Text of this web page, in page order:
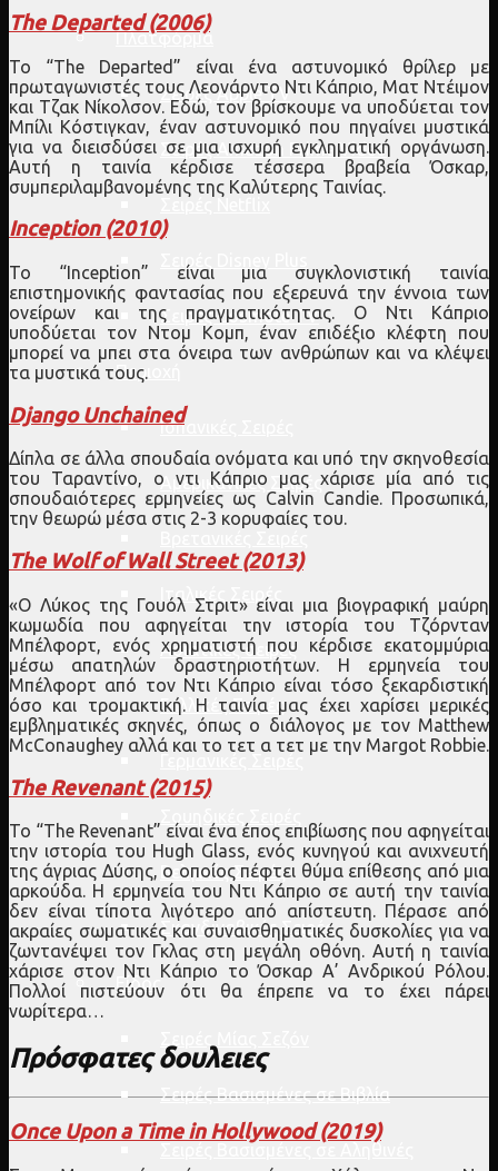
Πλατφόρμα
Σειρές Apple TV
Σειρές Amazon Prime Video
Σειρές Netflix
Σειρές Disney Plus
Σειρές Cosmote TV
Περιοχή
Ισπανικές Σειρές
Αμερικανικές Σειρές
Ιταλικές Σειρές
Ασιατικές σειρές
Γαλλικές Σειρές
Βελγικές Σειρές
Σκανδιναβικές Σειρές
Είδος
Σειρές Βασισμένες σε Βιβλία
Σειρές Βασισμένες σε Αληθινές
The Departed (2006)
Το “The Departed” είναι ένα αστυνομικό θρίλερ με
πρωταγωνιστές τους Λεονάρντο Ντι Κάπριο, Ματ Ντέιμον
και Τζακ Νίκολσον. Εδώ, τον βρίσκουμε να υποδύεται τον
Μπίλι Κόστιγκαν, έναν αστυνομικό που πηγαίνει μυστικά
για να διεισδύσει σε μια ισχυρή εγκληματική οργάνωση.
Αυτή η ταινία κέρδισε τέσσερα βραβεία Όσκαρ,
συμπεριλαμβανομένης της Καλύτερης Ταινίας.
Inception (2010)
Το “Inception” είναι μια συγκλονιστική ταινία
επιστημονικής φαντασίας που εξερευνά την έννοια των
ονείρων και της πραγματικότητας. Ο Ντι Κάπριο
υποδύεται τον Ντομ Κομπ, έναν επιδέξιο κλέφτη που
μπορεί να μπει στα όνειρα των ανθρώπων και να κλέψει
τα μυστικά τους.
Django Unchained
Δίπλα σε άλλα σπουδαία ονόματα και υπό την σκηνοθεσία
του Ταραντίνο, ο ντι Κάπριο μας χάρισε μία από τις
σπουδαιότερες ερμηνείες ως Calvin Candie. Προσωπικά,
την θεωρώ μέσα στις 2-3 κορυφαίες του.
The Wolf of Wall Street (2013)
«Ο Λύκος της Γουόλ Στριτ» είναι μια βιογραφική μαύρη
κωμωδία που αφηγείται την ιστορία του Τζόρνταν
Μπέλφορτ, ενός χρηματιστή που κέρδισε εκατομμύρια
μέσω απατηλών δραστηριοτήτων. Η ερμηνεία του
Μπέλφορτ από τον Ντι Κάπριο είναι τόσο ξεκαρδιστική
όσο και τρομακτική. Η ταινία μας έχει χαρίσει μερικές
εμβληματικές σκηνές, όπως ο διάλογος με τον Matthew
McConaughey αλλά και το τετ α τετ με την Margot Robbie.
The Revenant (2015)
Το “The Revenant” είναι ένα έπος επιβίωσης που αφηγείται
την ιστορία του Hugh Glass, ενός κυνηγού και ανιχνευτή
της άγριας Δύσης, ο οποίος πέφτει θύμα επίθεσης από μια
αρκούδα. Η ερμηνεία του Ντι Κάπριο σε αυτή την ταινία
δεν είναι τίποτα λιγότερο από απίστευτη. Πέρασε από
ακραίες σωματικές και συναισθηματικές δυσκολίες για να
ζωντανέψει τον Γκλας στη μεγάλη οθόνη. Αυτή η ταινία
χάρισε στον Ντι Κάπριο το Όσκαρ Α’ Ανδρικού Ρόλου.
Πολλοί πιστεύουν ότι θα έπρεπε να το έχει πάρει
νωρίτερα…
Πρόσφατες δουλειες
Once Upon a Time in Hollywood (2019)